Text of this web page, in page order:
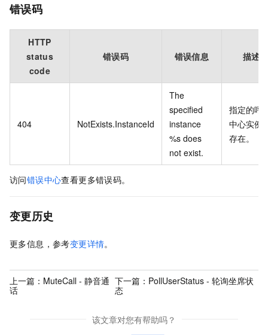
错误码
HTTP
status
code
错误码 错误信息 描述
404 NotExists.InstanceId
The
specified
instance
%s does
not exist.
指定的呼
中心实例
存在。
访问错误中心查看更多错误码。
变更历史
更多信息，参考变更详情。
上一篇： MuteCall - 静音通
话
下一篇： PollUserStatus - 轮询坐席状
态
该文章对您有帮助吗？